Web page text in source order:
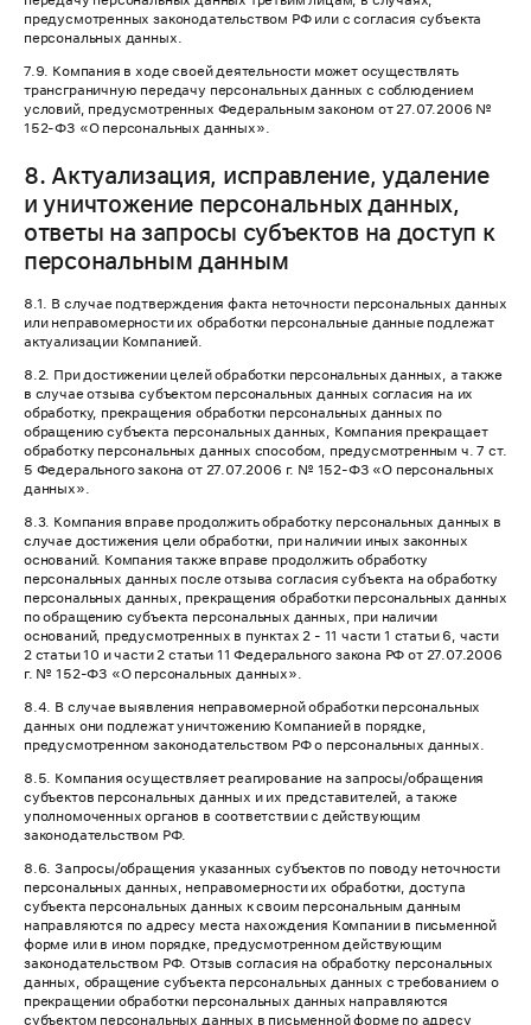
предусмотренных законодательством РФ или с согласия субъекта
персональных данных.
7.9. Компания в ходе своей деятельности может осуществлять
трансграничную передачу персональных данных с соблюдением
условий, предусмотренных Федеральным законом от 27.07.2006 №
152-ФЗ «О персональных данных».
8. Актуализация, исправление, удаление
и уничтожение персональных данных,
ответы на запросы субъектов на доступ к
персональным данным
8.1. В случае подтверждения факта неточности персональных данных
или неправомерности их обработки персональные данные подлежат
актуализации Компанией.
8.2. При достижении целей обработки персональных данных, а также
в случае отзыва субъектом персональных данных согласия на их
обработку, прекращения обработки персональных данных по
обращению субъекта персональных данных, Компания прекращает
обработку персональных данных способом, предусмотренным ч. 7 ст.
5 Федерального закона от 27.07.2006 г. № 152-ФЗ «О персональных
данных».
8.3. Компания вправе продолжить обработку персональных данных в
случае достижения цели обработки, при наличии иных законных
оснований. Компания также вправе продолжить обработку
персональных данных после отзыва согласия субъекта на обработку
персональных данных, прекращения обработки персональных данных
по обращению субъекта персональных данных, при наличии
оснований, предусмотренных в пунктах 2 - 11 части 1 статьи 6, части
2 статьи 10 и части 2 статьи 11 Федерального закона РФ от 27.07.2006
г. № 152-ФЗ «О персональных данных».
8.4. В случае выявления неправомерной обработки персональных
данных они подлежат уничтожению Компанией в порядке,
предусмотренном законодательством РФ о персональных данных.
8.5. Компания осуществляет реагирование на запросы/обращения
субъектов персональных данных и их представителей, а также
уполномоченных органов в соответствии с действующим
законодательством РФ.
8.6. Запросы/обращения указанных субъектов по поводу неточности
персональных данных, неправомерности их обработки, доступа
субъекта персональных данных к своим персональным данным
направляются по адресу места нахождения Компании в письменной
форме или в ином порядке, предусмотренном действующим
законодательством РФ. Отзыв согласия на обработку персональных
данных, обращение субъекта персональных данных с требованием о
прекращении обработки персональных данных направляются
субъектом персональных данных в письменной форме по адресу